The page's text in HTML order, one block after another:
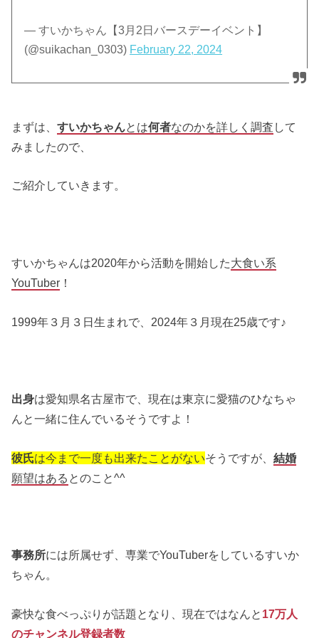
— すいかちゃん【3月2日バースデーイベント】
(@suikachan_0303) February 22, 2024
まずは、すいかちゃんとは何者なのかを詳しく調査 して
みましたので、
ご紹介していきます。
すいかちゃんは2020年から活動を開始した大食い系
YouTuber ！
1999年３月３日生まれで、2024年３月現在25歳です♪
出身は愛知県名古屋市で、現在は東京に愛猫のひなちゃ
んと一緒に住んでいるそうですよ！
彼氏は今まで一度も出来たことがないそうですが、結婚
願望はある とのこと^^
事務所には所属せず、専業でYouTuberをしているすいか
ちゃん。
豪快な食べっぷりが話題となり、現在ではなんと 17万人
のチャンネル登録者数